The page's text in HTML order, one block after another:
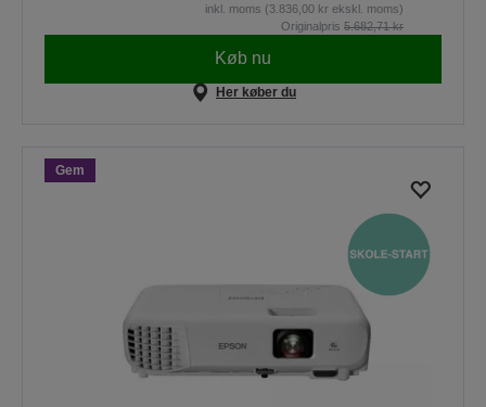
inkl. moms (3.836,00 kr ekskl. moms)
Originalpris 5.682,71 kr
Køb nu
Her køber du
Gem